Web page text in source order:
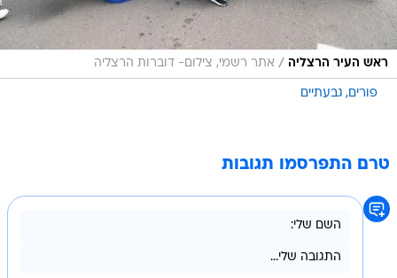
ראש העיר הרצליה / אתר רשמי, צילום- דוברות הרצליה
פורים גבעתיים
טרם התפרסמו תגובות